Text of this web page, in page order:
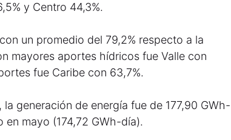
y Centro 44,3%.
un promedio del 79,2% respecto a la
mayores aportes hídricos fue Valle con
fue Caribe con 63,7%.
generación de energía fue de 177,90 GWh-
mayo (174,72 GWh-día).